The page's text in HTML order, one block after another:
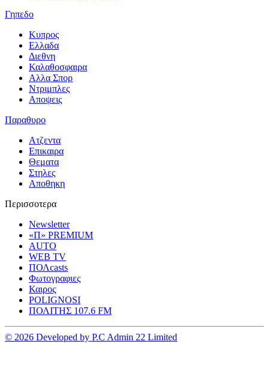
Γηπεδο
Κυπρος
Ελλαδα
Διεθνη
Καλαθοσφαιρα
Αλλα Σπορ
Ντριμπλες
Αποψεις
Παραθυρο
Ατζεντα
Επικαιρα
Θεματα
Στηλες
Αποθηκη
Περισσοτερα
Newsletter
«Π» PREMIUM
AUTO
WEB TV
ΠΟΛcasts
Φωτογραφιες
Καιρος
POLIGNOSI
ΠΟΛΙΤΗΣ 107.6 FM
© 2026 Developed by P.C Admin 22 Limited